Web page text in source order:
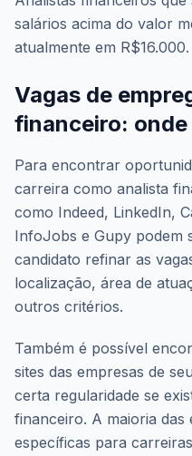
salários acima do valor
atualmente em R$16.000.
Vagas de
financeiro:
Para encontrar
carreira como analista
como Indeed, LinkedIn,
InfoJobs e Gupy podem
candidato refinar as
localização, área de
outros critérios.
Também é possível
sites das empresas de
certa regularidade se
financeiro. A maioria das
específicas para